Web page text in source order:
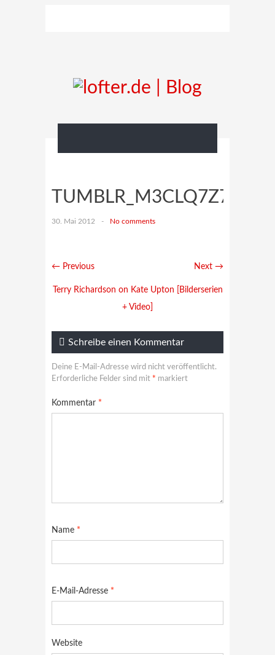
30. Mai 2012 - No comments
← Previous Next →
Terry Richardson on Kate Upton [Bilderserien
+ Video]
Schreibe einen Kommentar
Deine E-Mail-Adresse wird nicht veröffentlicht.
Erforderliche Felder sind mit * markiert
Kommentar *
Name *
E-Mail-Adresse *
Website